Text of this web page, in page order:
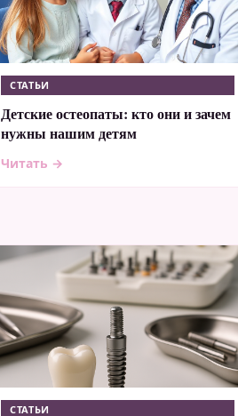
СТАТЬИ
Детские остеопаты: кто они и зачем
нужны нашим детям
Читать →
СТАТЬИ